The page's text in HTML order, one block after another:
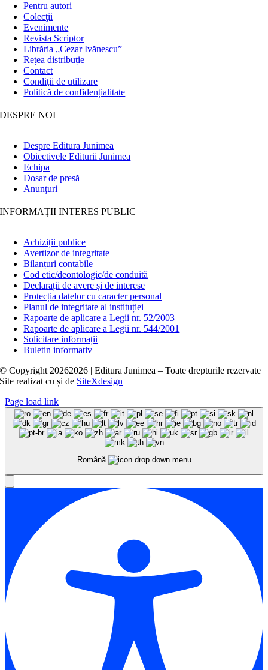
Pentru autori
Colecţii
Evenimente
Revista Scriptor
Librăria „Cezar Ivănescu”
Rețea distribuție
Contact
Condiţii de utilizare
Politică de confidențialitate
DESPRE NOI
Despre Editura Junimea
Obiectivele Editurii Junimea
Echipa
Dosar de presă
Anunţuri
INFORMAȚII INTERES PUBLIC
Achiziții publice
Avertizor de integritate
Bilanțuri contabile
Cod etic/deontologic/de conduită
Declarații de avere și de interese
Protecția datelor cu caracter personal
Planul de integritate al instituției
Rapoarte de aplicare a Legii nr. 52/2003
Rapoarte de aplicare a Legii nr. 544/2001
Solicitare informații
Buletin informativ
© Copyright 20262026 | Editura Junimea – Toate drepturile rezervate |
Site realizat cușide SiteXdesign
Page load link
Română